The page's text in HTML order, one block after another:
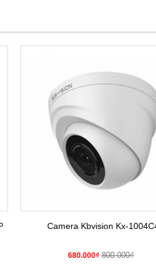
Camera Kbvision Kx-1004C4
680.000₫ 800.000₫